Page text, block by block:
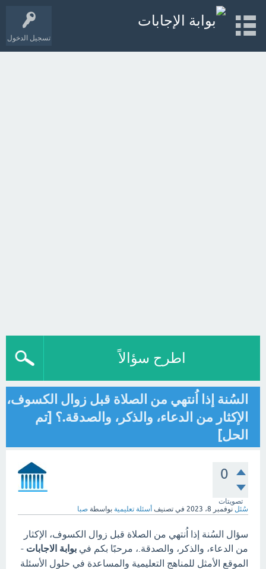
تسجيل الدخول
اطرح سؤالاً
السُنة إذا اُنتهي من الصلاة قبل زوال الكسوف،
الإكثار من الدعاء، والذكر، والصدقة.؟ [تم
الحل]
0
تصويتات
سُئل نوفمبر 8، 2023 في تصنيف أسئلة تعليمية بواسطة صبا
سؤال السُنة إذا اُنتهي من الصلاة قبل زوال الكسوف، الإكثار
من الدعاء، والذكر، والصدقة.، مرحبًا بكم في بوابة الاجابات -
الموقع الأمثل للمناهج التعليمية والمساعدة في حلول الأسئلة